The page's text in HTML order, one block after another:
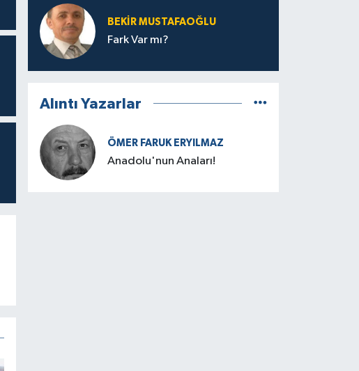
BEKIR MUSTAFAOĞLU
Fark Var mı?
Alıntı Yazarlar
ÖMER FARUK ERYILMAZ
Anadolu'nun Anaları!